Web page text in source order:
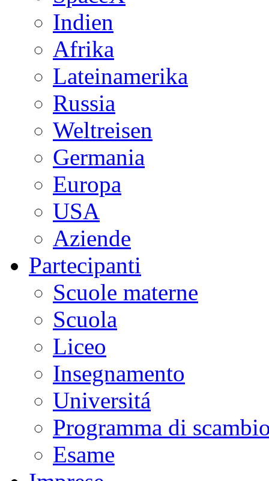
Indien
Afrika
Lateinamerika
Russia
Weltreisen
Germania
Europa
USA
Aziende
Partecipanti
Scuole materne
Scuola
Liceo
Insegnamento
Universitá
Programma di
Esame